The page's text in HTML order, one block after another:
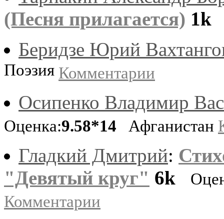
(Песня прилагается) 1k
Беридзе Юрий
Поэзия Комментарии
Осипенко Владимир
Оценка:9.58*14 Афганистан
Гладкий Дмитрий:
"Девятый круг" 6k
Комментарии